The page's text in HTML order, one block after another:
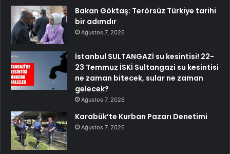
Bakan Göktaş: Terörsüz Türkiye tarihi
bir adımdır
Ağustos 7, 2026
İstanbul SULTANGAZİ su kesintisi! 22-
23 Temmuz İSKİ Sultangazi su kesintisi
ne zaman bitecek, sular ne zaman
gelecek?
Ağustos 7, 2026
Karabük’te Kurban Pazarı Denetimi
Ağustos 7, 2026